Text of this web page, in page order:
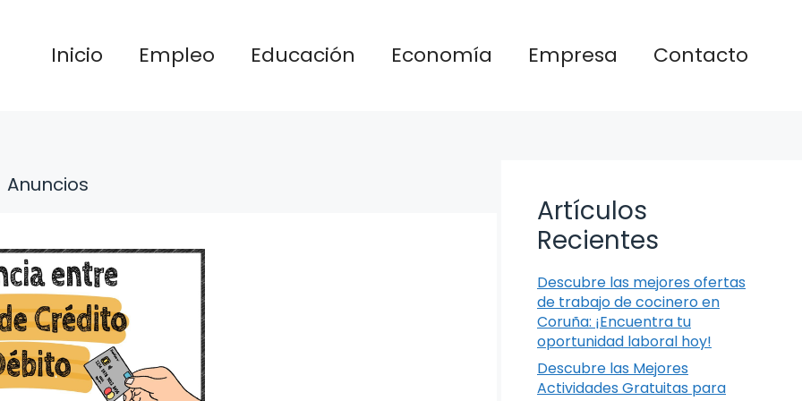
Inicio Empleo Educación Economía Empresa Contacto
Anuncios
Artículos
Recientes
Descubre las mejores ofertas
de trabajo de cocinero en
Coruña: ¡Encuentra tu
oportunidad laboral hoy!
Descubre las Mejores
Actividades Gratuitas para